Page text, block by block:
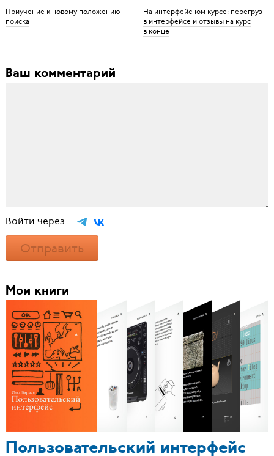
Приучение к новому положению
поиска
На интерфейсном курсе: перегруз
в интерфейсе и отзывы на курс
в конце
Ваш комментарий
Войти через
Отправить
Мои книги
Пользовательский интерфейс